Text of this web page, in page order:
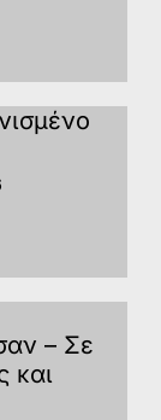
– Σε
και